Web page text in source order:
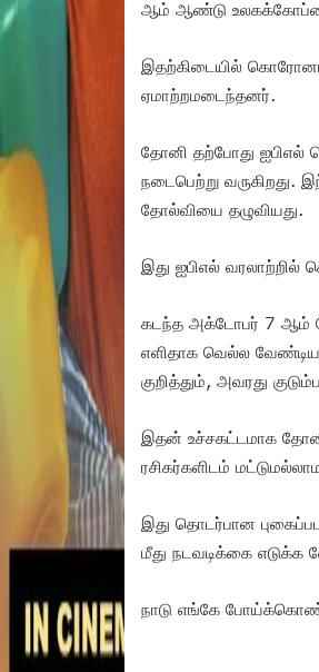
ஆம் ஆண்டு
இதற்கிடையில்
ஏமாற்றமடைந்தனர்.
தோனி தற்போது ஐபிஎல்
நடைபெற்று
தோல்வியை தழுவியது.
இது ஐபிஎல்
கடந்த அக்டோபர் 7 ஆம்
எளிதாக வெல்ல
குறித்தும், அவரது
இதன் உச்சகட்டமாக
ரசிகர்களிடம்
இது தொடர்பான
மீது நடவடிக்கை எடுக்க
நாடு எங்கே